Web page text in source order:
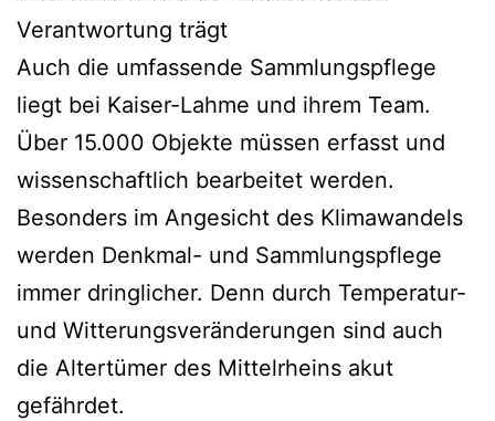
Verantwortung trägt
Auch die umfassende Sammlungspflege
liegt bei Kaiser-Lahme und ihrem Team.
Über 15.000 Objekte müssen erfasst und
wissenschaftlich bearbeitet werden.
Besonders im Angesicht des Klimawandels
werden Denkmal- und Sammlungspflege
immer dringlicher. Denn durch Temperatur-
und Witterungsveränderungen sind auch
die Altertümer des Mittelrheins akut
gefährdet.